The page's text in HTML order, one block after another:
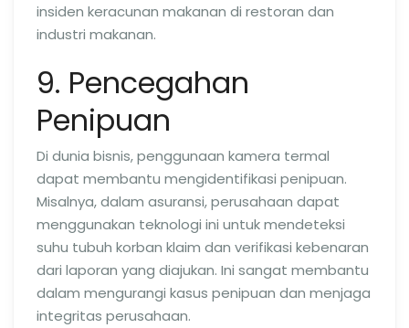
insiden keracunan makanan di restoran dan
industri makanan.
9. Pencegahan
Penipuan
Di dunia bisnis, penggunaan kamera termal
dapat membantu mengidentifikasi penipuan.
Misalnya, dalam asuransi, perusahaan dapat
menggunakan teknologi ini untuk mendeteksi
suhu tubuh korban klaim dan verifikasi kebenaran
dari laporan yang diajukan. Ini sangat membantu
dalam mengurangi kasus penipuan dan menjaga
integritas perusahaan.